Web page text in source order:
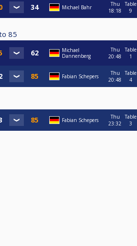
Michael Bahr
Thu
18:18
Table
9
85
Michael
Dannenberg
Thu
20:48
Table
1
Fabian Schepers
Thu
20:48
Table
4
Fabian Schepers
Thu
23:32
Table
3